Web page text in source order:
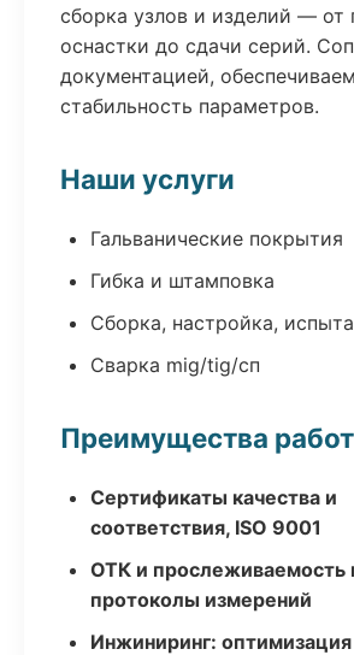
сборка узлов и изделий — от
оснастки до сдачи серий.
документацией, обеспечиваем
стабильность параметров.
Наши услуги
Гальванические покрытия
Гибка и штамповка
Сборка, настройка,
Сварка mig/tig/сп
Преимущества
Сертификаты качества и
соответствия, ISO 9001
ОТК и прослеживаемость
протоколы измерений
Инжиниринг: оптимизация